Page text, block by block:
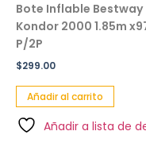
Bote Inflable Bestway
Kondor 2000 1.85m
P/2P
$299.00
Añadir al carrito
Añadir a lista de